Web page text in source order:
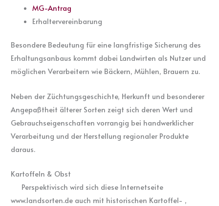
MG-Antrag
Erhaltervereinbarung
Besondere Bedeutung für eine langfristige Sicherung des
Erhaltungsanbaus kommt dabei Landwirten als Nutzer und
möglichen Verarbeitern wie Bäckern, Mühlen, Brauern zu.
Neben der Züchtungsgeschichte, Herkunft und besonderer
Angepaßtheit älterer Sorten zeigt sich deren Wert und
Gebrauchseigenschaften vorrangig bei handwerklicher
Verarbeitung und der Herstellung regionaler Produkte
daraus.
Kartoffeln & Obst
Perspektivisch wird sich diese Internetseite
www.landsorten.de auch mit historischen Kartoffel- ,